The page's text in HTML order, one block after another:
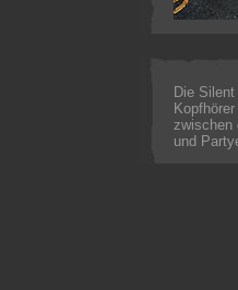
Die
zwischen
und